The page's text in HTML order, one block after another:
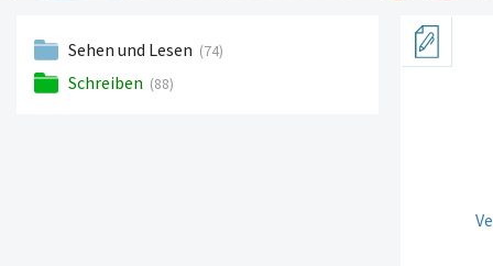
Sehen und Lesen (74)
Schreiben (88)